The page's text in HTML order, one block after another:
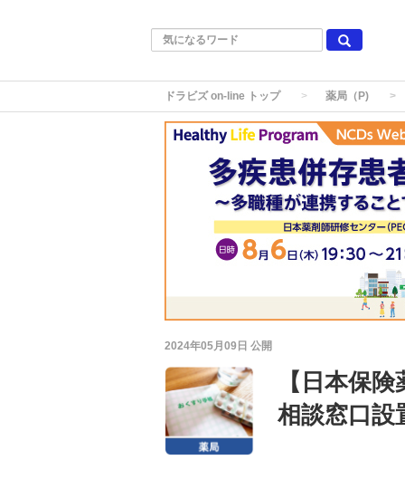
ドラビズ on-line トップ 薬局（P)
2024年05月09日 公開
【日本保
相談窓口設